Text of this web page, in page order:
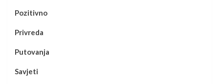
Pozitivno
Privreda
Putovanja
Savjeti